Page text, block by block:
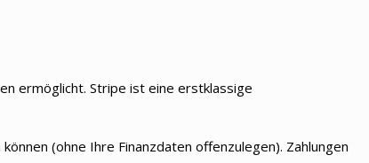
ermöglicht. Stripe ist eine erstklassige
(ohne Ihre Finanzdaten offenzulegen). Zahlungen